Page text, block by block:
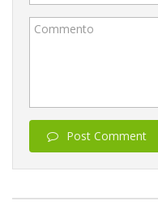
Commento
Post Comment